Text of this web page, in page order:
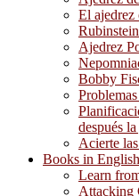
El
Ajedrez
Bobby
después
Acierte
Books in English
Learn
Attacking